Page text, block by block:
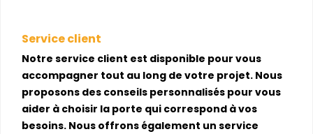
Service client
Notre service client est disponible pour vous
accompagner tout au long de votre projet. Nous
proposons des conseils personnalisés pour vous
aider à choisir la porte qui correspond à vos
besoins. Nous offrons également un service